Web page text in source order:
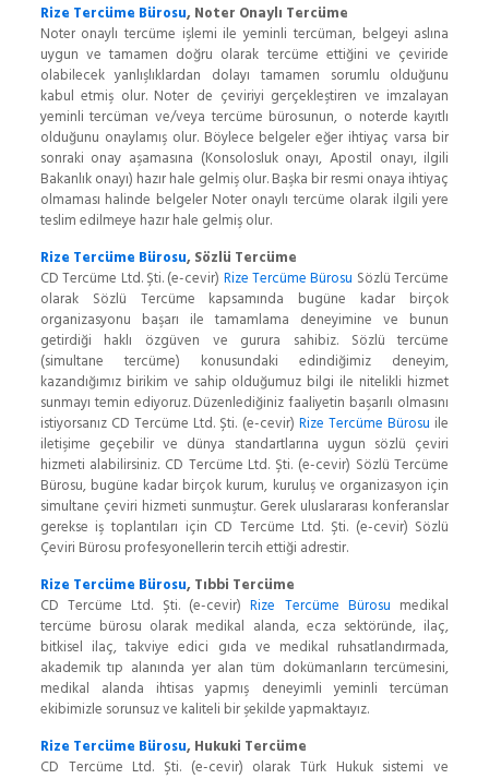
Rize Tercüme Bürosu, Noter Onaylı Tercüme
Noter onaylı tercüme işlemi ile yeminli tercüman, belgeyi aslına
uygun ve tamamen doğru olarak tercüme ettiğini ve çeviride
olabilecek yanlışlıklardan dolayı tamamen sorumlu olduğunu
kabul etmiş olur. Noter de çeviriyi gerçekleştiren ve imzalayan
yeminli tercüman ve/veya tercüme bürosunun, o noterde kayıtlı
olduğunu onaylamış olur. Böylece belgeler eğer ihtiyaç varsa bir
sonraki onay aşamasına (Konsolosluk onayı, Apostil onayı, ilgili
Bakanlık onayı) hazır hale gelmiş olur. Başka bir resmi onaya ihtiyaç
olmaması halinde belgeler Noter onaylı tercüme olarak ilgili yere
teslim edilmeye hazır hale gelmiş olur.
Rize Tercüme Bürosu, Sözlü Tercüme
CD Tercüme Ltd. Şti. (e-cevir) Rize Tercüme Bürosu Sözlü Tercüme
olarak Sözlü Tercüme kapsamında bugüne kadar birçok
organizasyonu başarı ile tamamlama deneyimine ve bunun
getirdiği haklı özgüven ve gurura sahibiz. Sözlü tercüme
(simultane tercüme) konusundaki edindiğimiz deneyim,
kazandığımız birikim ve sahip olduğumuz bilgi ile nitelikli hizmet
sunmayı temin ediyoruz. Düzenlediğiniz faaliyetin başarılı olmasını
istiyorsanız CD Tercüme Ltd. Şti. (e-cevir) Rize Tercüme Bürosu ile
iletişime geçebilir ve dünya standartlarına uygun sözlü çeviri
hizmeti alabilirsiniz. CD Tercüme Ltd. Şti. (e-cevir) Sözlü Tercüme
Bürosu, bugüne kadar birçok kurum, kuruluş ve organizasyon için
simultane çeviri hizmeti sunmuştur. Gerek uluslararası konferanslar
gerekse iş toplantıları için CD Tercüme Ltd. Şti. (e-cevir) Sözlü
Çeviri Bürosu profesyonellerin tercih ettiği adrestir.
Rize Tercüme Bürosu, Tıbbi Tercüme
CD Tercüme Ltd. Şti. (e-cevir)Rize Tercüme Bürosu medikal
tercüme bürosu olarak medikal alanda, ecza sektöründe, ilaç,
bitkisel ilaç, takviye edici gıda ve medikal ruhsatlandırmada,
akademik tıp alanında yer alan tüm dokümanların tercümesini,
medikal alanda ihtisas yapmış deneyimli yeminli tercüman
ekibimizle sorunsuz ve kaliteli bir şekilde yapmaktayız.
Rize Tercüme Bürosu, Hukuki Tercüme
CD Tercüme Ltd. Şti. (e-cevir) olarak Türk Hukuk sistemi ve